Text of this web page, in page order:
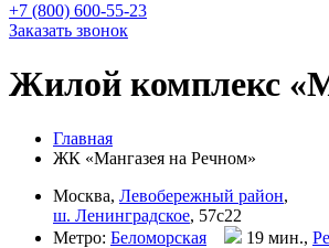
+7 (800) 600-55-23
Заказать звонок
Жилой комплекс
Главная
ЖК «Мангазея на Речном»
Москва, Левобережный район,
ш. Ленинградское, 57с22
Метро: Беломорская 19 мин.,